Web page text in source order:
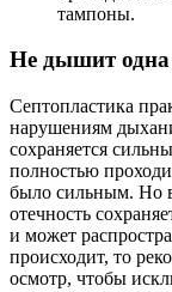
тампоны.
Не дышит одна
Септопластика
нарушениям
сохраняется
полностью
было сильным. Но
отечность
и может
происходит, то
осмотр, чтобы